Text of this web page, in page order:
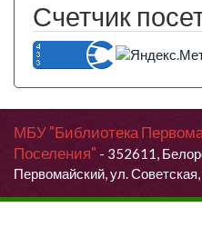
Счетчик
МБУ "Библиотека
Поселения" - 352611,
Первомайский, ул. Советская,